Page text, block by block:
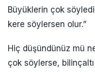
Büyüklerin çok
kere söylersen olur.”
Hiç düşündünüz mü
çok söylerse,